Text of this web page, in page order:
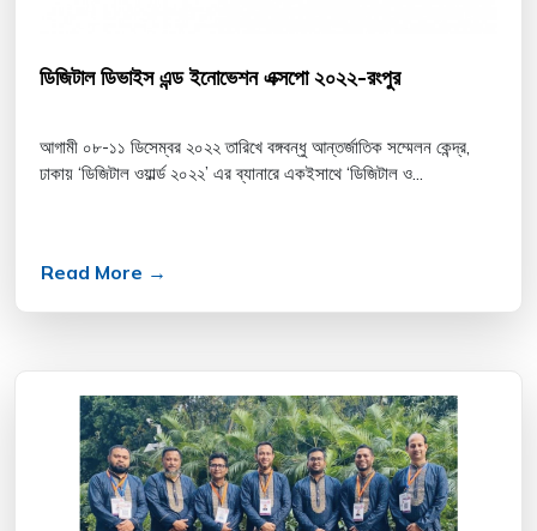
ডিজিটাল ডিভাইস এন্ড ইনোভেশন এক্সপো ২০২২-রংপুর
আগামী ০৮-১১ ডিসেম্বর ২০২২ তারিখে বঙ্গবন্ধু আন্তর্জাতিক সম্মেলন কেন্দ্র,
ঢাকায় ‘ডিজিটাল ওয়ার্ল্ড ২০২২’ এর ব্যানারে একইসাথে ‘ডিজিটাল ও...
Read More →